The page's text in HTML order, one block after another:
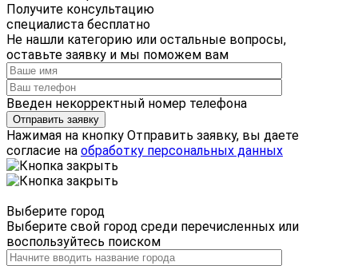
Получите консультацию
специалиста бесплатно
Не нашли категорию или остальные вопросы,
оставьте заявку и мы поможем вам
Введен некорректный номер телефона
Отправить заявку
Нажимая на кнопку Отправить заявку, вы даете
согласие на обработку персональных данных
Выберите город
Выберите свой город среди перечисленных или
воспользуйтесь поиском